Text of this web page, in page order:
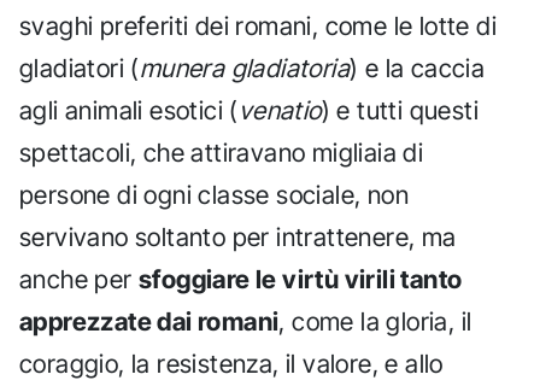
svaghi preferiti dei romani, come le lotte di
gladiatori (munera gladiatoria) e la caccia
agli animali esotici ( venatio) e tutti questi
spettacoli, che attiravano migliaia di
persone di ogni classe sociale, non
servivano soltanto per intrattenere, ma
anche persfoggiare le virtù virili tanto
apprezzate dai romani, come la gloria, il
coraggio, la resistenza, il valore, e allo